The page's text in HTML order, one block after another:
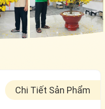
Chi Tiết Sản Phẩm